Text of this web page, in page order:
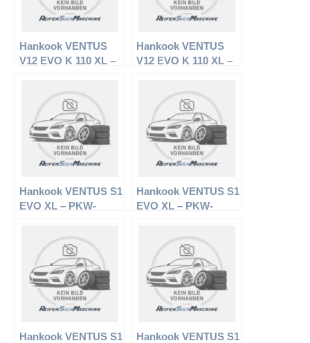
Hankook VENTUS
V12 EVO K 110 XL –
Sommerreifen
Hankook VENTUS
V12 EVO K 110 XL –
Sommerreifen
Hankook VENTUS S1
EVO XL – PKW-
Sommerreifen
Hankook VENTUS S1
EVO XL – PKW-
Sommerreifen
Hankook VENTUS S1
Hankook VENTUS S1